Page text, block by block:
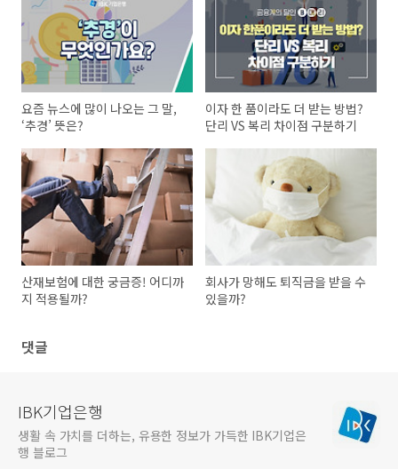
요즘 뉴스에 많이 나오는 그 말,
‘추경’ 뜻은?
이자 한 품이라도 더 받는 방법?
단리 VS 복리 차이점 구분하기
산재보험에 대한 궁금증! 어디까
지 적용될까?
회사가 망해도 퇴직금을 받을 수
있을까?
댓글
IBK기업은행
생활 속 가치를 더하는, 유용한 정보가 가득한 IBK기업은
행 블로그